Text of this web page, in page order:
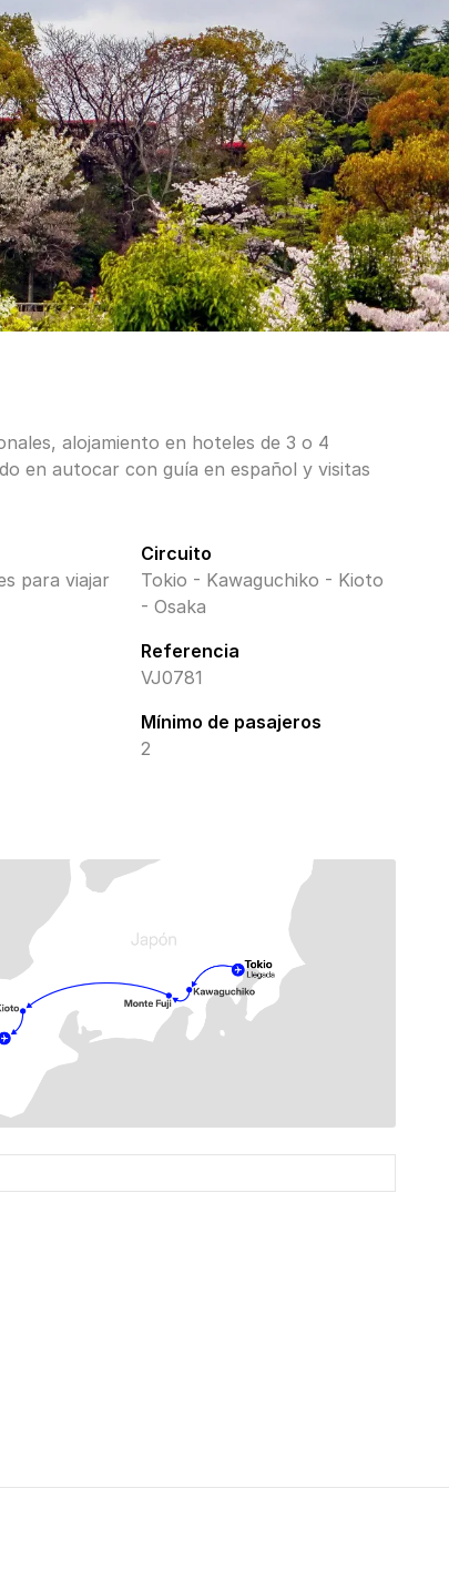
alojamiento en hoteles de 3 o 4
en autocar con guía en español y visitas
para viajar
Circuito
Tokio - Kawaguchiko - Kioto
- Osaka
Referencia
VJ0781
Mínimo de pasajeros
2